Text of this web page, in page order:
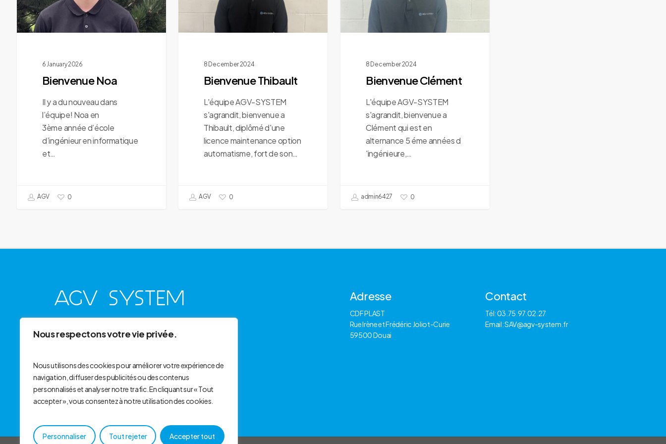
Nous respectons votre vie privée.
Nous utilisons des cookies pour améliorer votre expérience de
navigation, diffuser des publicités ou des contenus
personnalisés et analyser notre trafic. En cliquant sur « Tout
accepter », vous consentez à notre utilisation des cookies.
Personnaliser Tout rejeter Accepter tout
6 January 2026
Bienvenue Noa
Il y a du nouveau dans
l’équipe! Noa en
3ème année d’école
d’ingénieur en informatique
et…
AGV 0
8 December 2024
Bienvenue Thibault
L'équipe AGV-SYSTEM
s'agrandit, bienvenue a
Thibault, diplômé d'une
licence maintenance option
automatisme, fort de son…
AGV 0
8 December 2024
Bienvenue Clément
L'équipe AGV-SYSTEM
s'agrandit, bienvenue a
Clément qui est en
alternance 5 éme années d
'ingénieure,…
admin6427 0
AGV SYSTEM
avancées pour améliorer l'efficacité logistique et la
Contact
Adresse
CDF PLAST
Rue Irène et Frédéric Joliot-Curie
59500 Douai
Contact
Tél: 03.75.97.02.27
Email: SAV@agv-system.fr